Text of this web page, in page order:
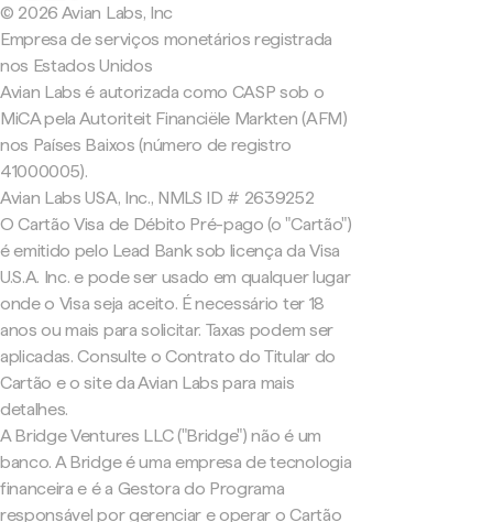
© 2026 Avian Labs, Inc
Empresa de serviços monetários registrada
nos Estados Unidos
Avian Labs é autorizada como CASP sob o
MiCA pela Autoriteit Financiële Markten (AFM)
nos Países Baixos (número de registro
41000005).
Avian Labs USA, Inc., NMLS ID # 2639252
O Cartão Visa de Débito Pré-pago (o "Cartão")
é emitido pelo Lead Bank sob licença da Visa
U.S.A. Inc. e pode ser usado em qualquer lugar
onde o Visa seja aceito. É necessário ter 18
anos ou mais para solicitar. Taxas podem ser
aplicadas. Consulte o Contrato do Titular do
Cartão e o site da Avian Labs para mais
detalhes.
A Bridge Ventures LLC ("Bridge") não é um
banco. A Bridge é uma empresa de tecnologia
financeira e é a Gestora do Programa
responsável por gerenciar e operar o Cartão